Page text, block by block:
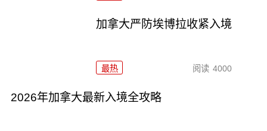
加拿大严防埃博拉收紧入境
最热 阅读 4000
2026年加拿大最新入境全攻略